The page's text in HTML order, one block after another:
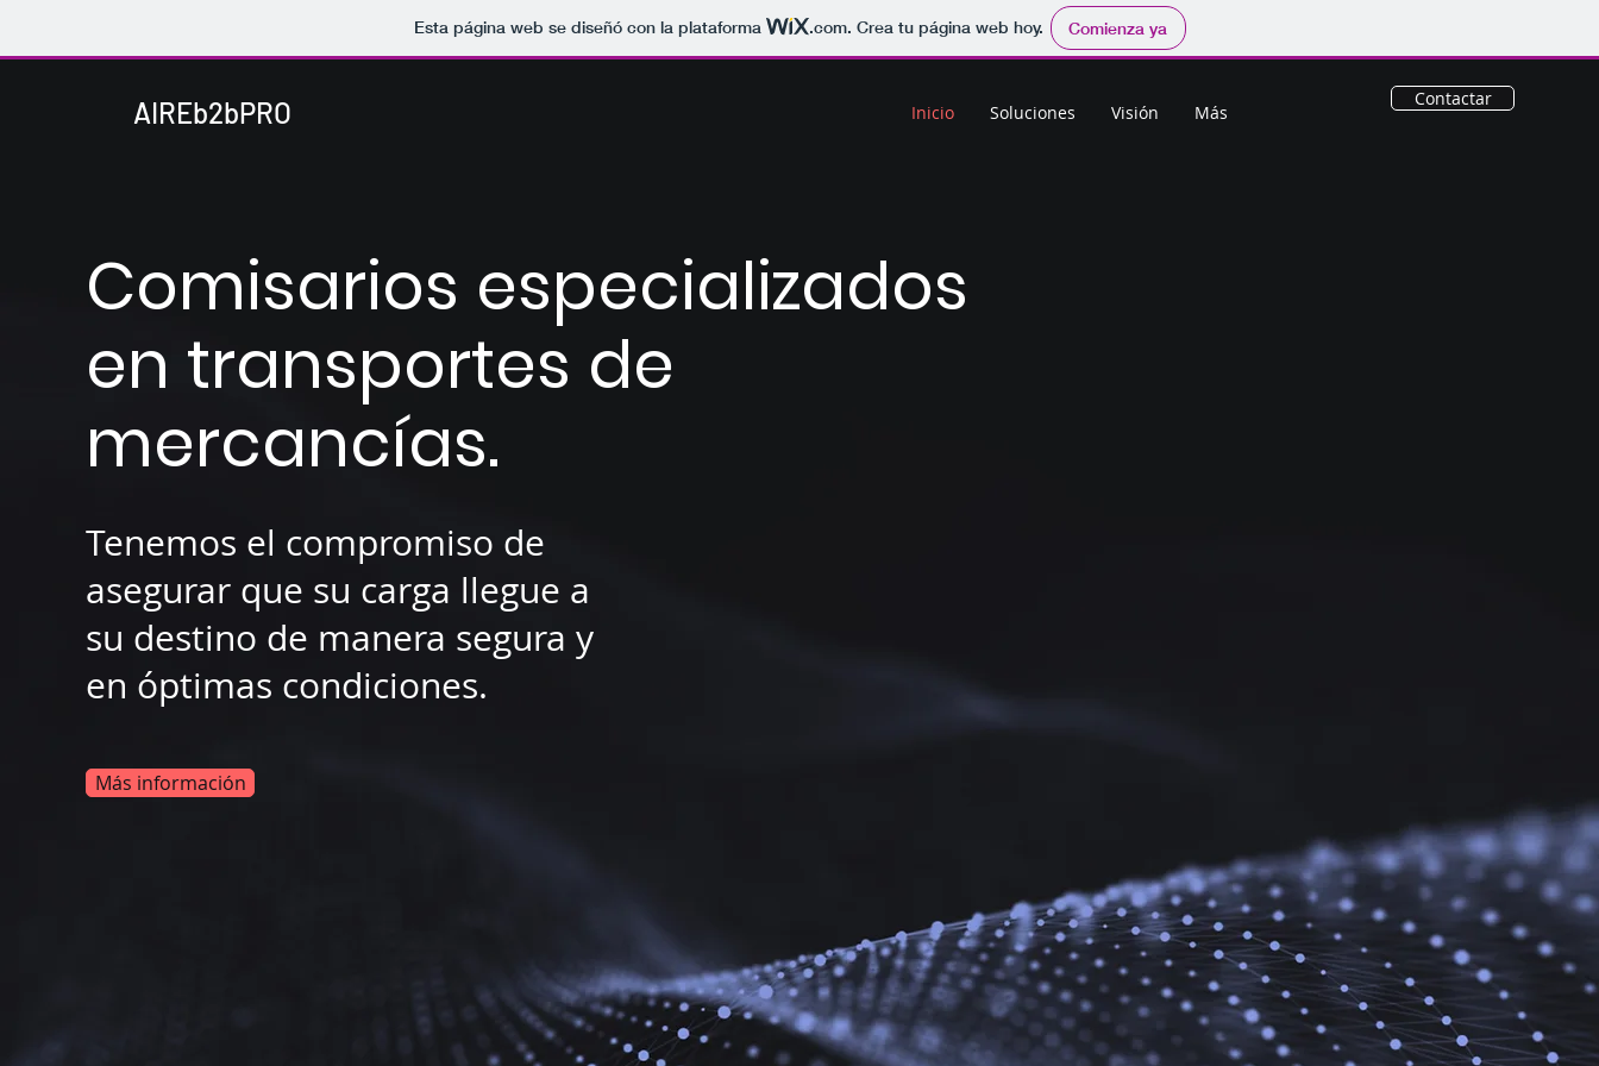
Esta página web se diseñó con la plataforma .com. Crea tu página web hoy. Comienza ya
AIREb2bPRO Inicio Soluciones Visión Más
Contactar
Comisarios especializados
en transportes de
mercancías.
Tenemos el compromiso de
asegurar que su carga llegue a
su destino de manera segura y
en óptimas condiciones.
Más información